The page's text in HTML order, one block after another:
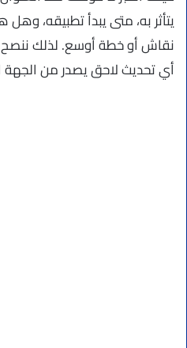
يتأثر به، متى يبدأ تطبيقه،
نقاش أو خطة أوسع. لذلك ننصح
أي تحديث لاحق يصدر من الجهة